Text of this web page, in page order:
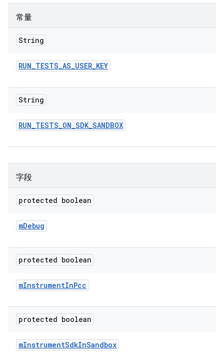
常量
String
RUN_TESTS_AS_USER_KEY
String
RUN_TESTS_ON_SDK_SANDBOX
字段
protected boolean
mDebug
protected boolean
mInstrumentInPcc
protected boolean
mInstrumentSdkInSandbox